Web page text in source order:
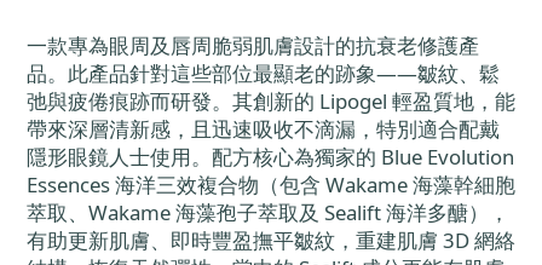
一款專為眼周及唇周脆弱肌膚設計的抗衰老修護產
品。此產品針對這些部位最顯老的跡象——皺紋、鬆
弛與疲倦痕跡而研發。其創新的 Lipogel 輕盈質地，能
帶來深層清新感，且迅速吸收不滴漏，特別適合配戴
隱形眼鏡人士使用。配方核心為獨家的 Blue Evolution
Essences 海洋三效複合物（包含 Wakame 海藻幹細胞
萃取、Wakame 海藻孢子萃取及 Sealift 海洋多醣），
有助更新肌膚、即時豐盈撫平皺紋，重建肌膚 3D 網絡